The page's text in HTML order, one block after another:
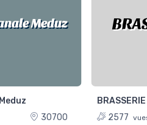
Meduz
30700
2577